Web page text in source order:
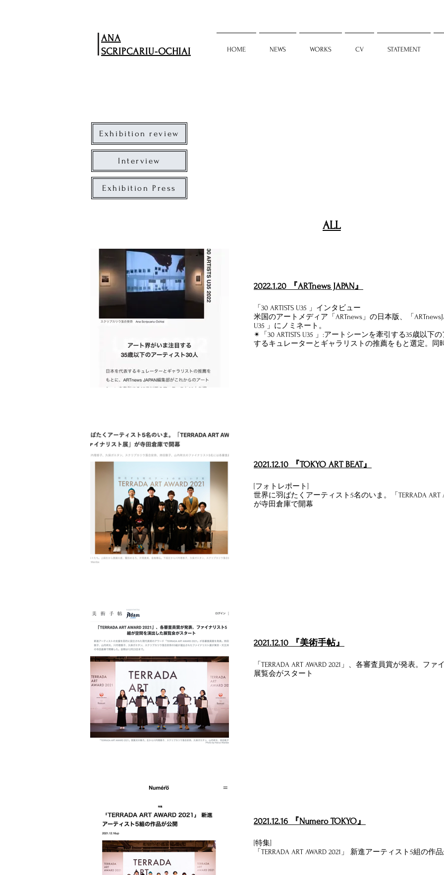
ANA
​SCRIPCARIU-OCHIAI
HOME NEWS WORKS CV STATEMENT
Exhibition review
Interview
Exhibition Press
​ALL
2022.1.20 『ARTnews JAPAN』
「30 ARTISTS U35 」インタビュー
米国のアートメディア「ARTnews」の日本版、「
U35 」にノミネート。
✴︎「30 ARTISTS U35 」:アートシーンを牽引する35歳以下
するキュレーターとギャラリストの推薦をもと選定。同
2021.12.10 『TOKYO ART BEAT』
[フォトレポート]
世界に羽ばたくアーティスト5名のいま。「TERRADA ART
が寺田倉庫で開幕
2021.12.10 『美術手帖』
「TERRADA ART AWARD 2021」、各審査員賞が発表。フ
展覧会がスタート
2021.12.16 『Numero TOKYO』
[特集]
「TERRADA ART AWARD 2021」 新進アーティスト5組の作